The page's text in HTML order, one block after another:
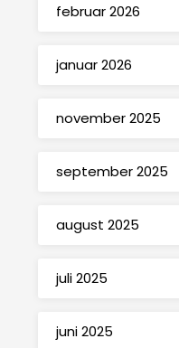
februar 2026
januar 2026
november 2025
september 2025
august 2025
juli 2025
juni 2025